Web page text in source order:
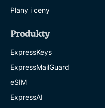
Plany i ceny
Produkty
ExpressKeys
ExpressMailGuard
eSIM
ExpressAI